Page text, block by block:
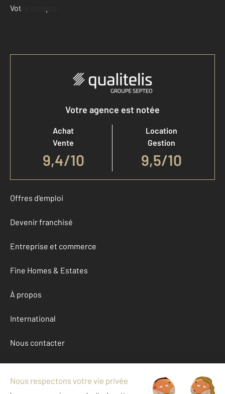
Votre compte :
Accéder à mon compte
Votre agence est notée
Achat
Vente
9,4/10
Location
Gestion
9,5/10
Offres d'emploi
Devenir franchisé
Entreprise et commerce
Fine Homes & Estates
À propos
International
Nous contacter
Mentions légales & CGU et Barèmes d'honoraires